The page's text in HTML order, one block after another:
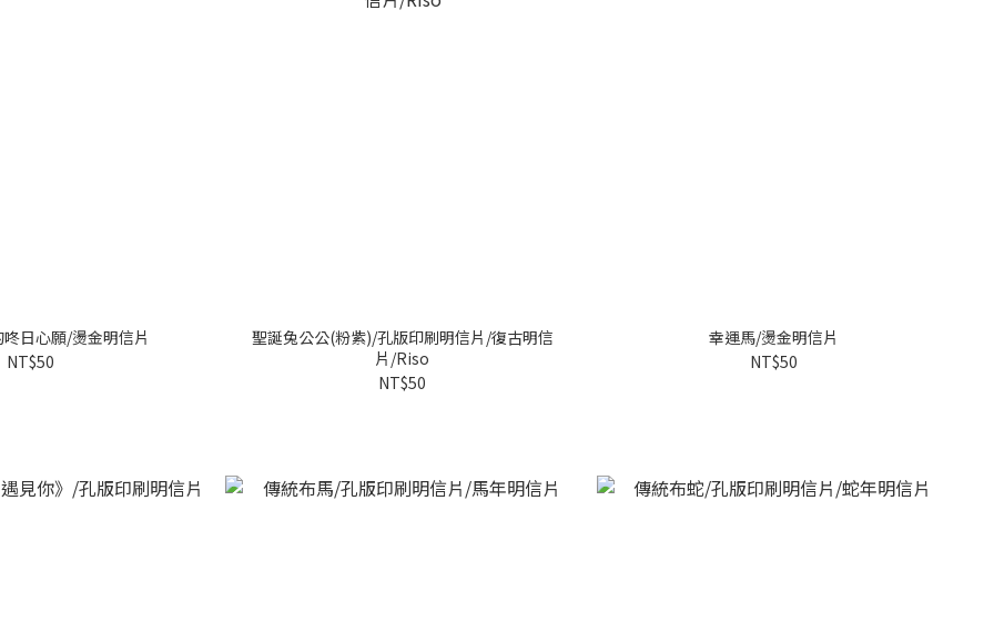
日心願/燙金明信片
NT$50
聖誕兔公公(粉紫)/孔版印刷明信片/復古明信
片/Riso
NT$50
幸運馬/燙金明信片
NT$50